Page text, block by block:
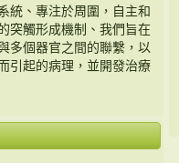
統、專注於周圍，自主和
突觸形成機制、我們旨在
多個器官之間的聯繫，以
引起的病理，並開發治療